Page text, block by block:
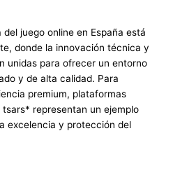
del juego online en España está
donde la innovación técnica y
unidas para ofrecer un entorno
y de alta calidad. Para
premium, plataformas
representan un ejemplo
excelencia y protección del